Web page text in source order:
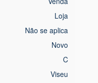
Loja
Não se aplica
Novo
C
Viseu